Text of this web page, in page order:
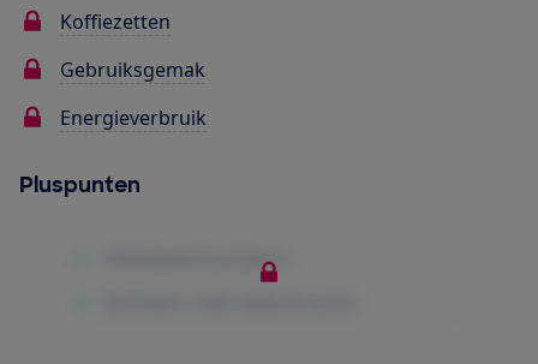
Koffiezetten
Gebruiksgemak
Energieverbruik
Pluspunten